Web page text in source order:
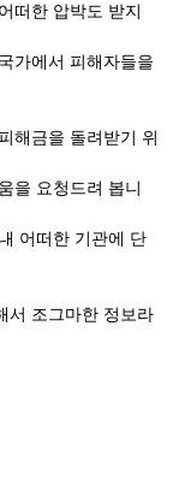
떠한 압박도 받지
가에서 피해자들을
해금을 돌려받기 위
을 요청드려 봅니
어떠한 기관에 단
서 조그마한 정보라